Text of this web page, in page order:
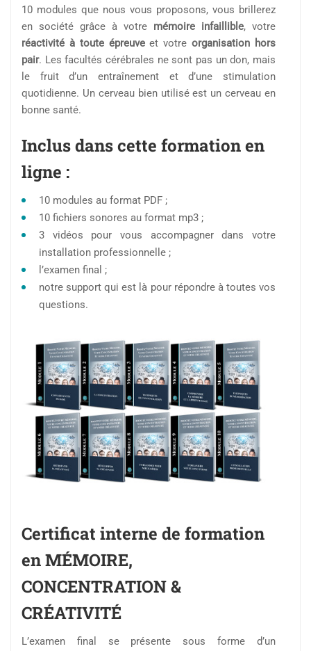
10 modules que nous vous proposons, vous brillerez
en société grâce à votre mémoire infaillible, votre
réactivité à toute épreuveet votreorganisation hors
pair. Les facultés cérébrales ne sont pas un don, mais
le fruit d’un entraînement et d’une stimulation
quotidienne. Un cerveau bien utilisé est un cerveau en
bonne santé.
Inclus dans cette formation en
ligne :
10 modules au format PDF ;
10 fichiers sonores au format mp3 ;
3 vidéos pour vous accompagner dans votre
installation professionnelle ;
l’examen final ;
notre support qui est là pour répondre à toutes vos
questions.
Certificat interne de formation
en MÉMOIRE,
CONCENTRATION &
CRÉATIVITÉ
L’examen final se présente sous forme d’un